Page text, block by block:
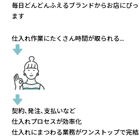
毎日どんどんふえるブランドからお店にぴ
ます
仕入れ作業にたくさん時間が取られる...
契約、発注、支払いなど
仕入れプロセスが効率化
仕入れにまつわる業務がワンストップで完結